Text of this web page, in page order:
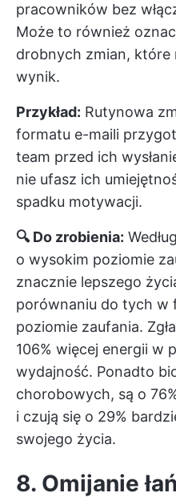
pracowników bez
Może to również
drobnych zmian, które
wynik.
Przykład: Rutynowa
formatu e-maili
team przed ich
nie ufasz ich
spadku motywacji.
🔍 Do zrobienia:
o wysokim poziomie
znacznie lepszego
porównaniu do tych w
poziomie zaufania.
106% więcej energii w
wydajność. Ponadto
chorobowych, są o
i czują się o 29%
swojego życia.
8. Omijanie